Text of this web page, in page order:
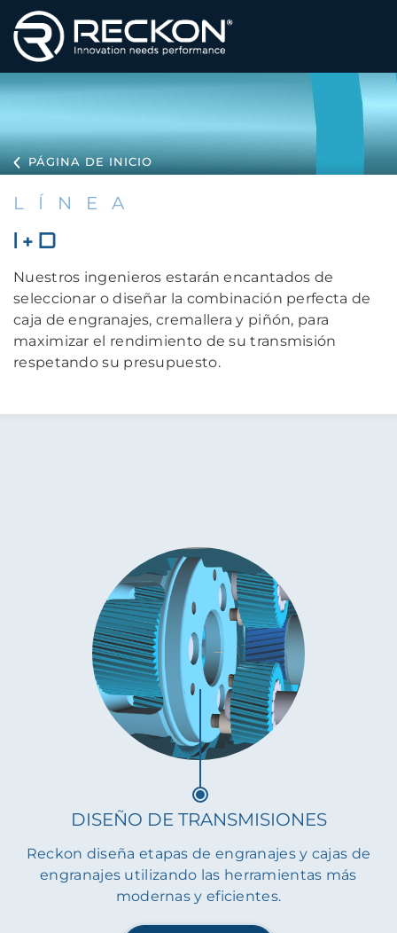
PÁGINA DE INICIO
LÍNEA
I+D
Nuestros ingenieros estarán encantados de
seleccionar o diseñar la combinación perfecta de
caja de engranajes, cremallera y piñón, para
maximizar el rendimiento de su transmisión
respetando su presupuesto.
DISEÑO DE TRANSMISIONES
Reckon diseña etapas de engranajes y cajas de
engranajes utilizando las herramientas más
modernas y eficientes.